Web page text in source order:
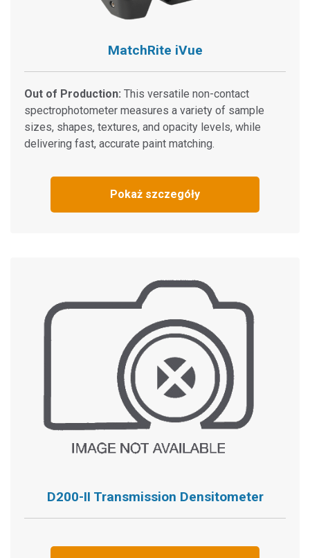
MatchRite iVue
Out of Production: This versatile non-contact
spectrophotometer measures a variety of sample
sizes, shapes, textures, and opacity levels, while
delivering fast, accurate paint matching.
Pokaż szczegóły
D200-II Transmission Densitometer